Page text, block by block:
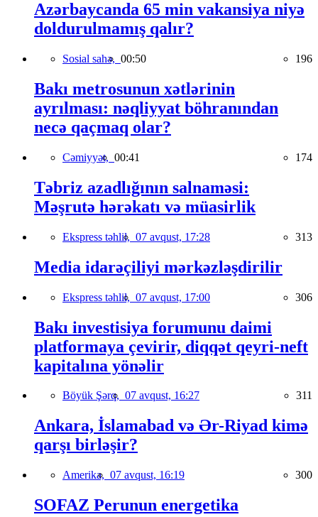
Azərbaycanda 65 min vakansiya niyə
doldurulmamış qalır?
Sosial sahə, 00:50 196
Bakı metrosunun xətlərinin
ayrılması: nəqliyyat böhranından
necə qaçmaq olar?
Cəmiyyət, 00:41 174
Təbriz azadlığının salnaməsi:
Məşrutə hərəkatı və müasirlik
Ekspress təhlil, 07 avqust, 17:28 313
Media idarəçiliyi mərkəzləşdirilir
Ekspress təhlil, 07 avqust, 17:00 306
Bakı investisiya forumunu daimi
platformaya çevirir, diqqət qeyri-neft
kapitalına yönəlir
Böyük Şərq, 07 avqust, 16:27 311
Ankara, İslamabad və Ər-Riyad kimə
qarşı birləşir?
Amerika, 07 avqust, 16:19 300
SOFAZ Perunun energetika